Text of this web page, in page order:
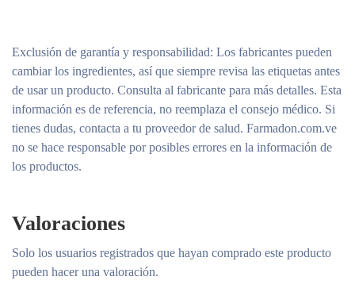
LAURATO PEG-8 • FENOXIETANOL • EXTRACTO DE
RAÍZ DE POTERIUM OFFICINALE • ÁCIDO ESTEÁRICO
• ALCOHOL ESTEARÍLICO • TEREFTALILIDENO ÁCIDO
SULFÓNICO DICAMPHOR • DIÓXIDO DE TITANIO
[NANO] / DIÓXIDO DE TITANIO • TOCOFEROL •
TRIETANOLAMINA • GOMA XANTANA • EXTRACTO
DE RAÍZ DE ZINGIBER OFFICINALE / EXTRACTO DE
RAÍZ DE JENGIBRE
Exclusión de garantía y responsabilidad: Los fabricantes pueden
cambiar los ingredientes, así que siempre revisa las etiquetas antes
de usar un producto. Consulta al fabricante para más detalles. Esta
información es de referencia, no reemplaza el consejo médico. Si
tienes dudas, contacta a tu proveedor de salud. Farmadon.com.ve
no se hace responsable por posibles errores en la información de
los productos.
Valoraciones
Solo los usuarios registrados que hayan comprado este producto
pueden hacer una valoración.